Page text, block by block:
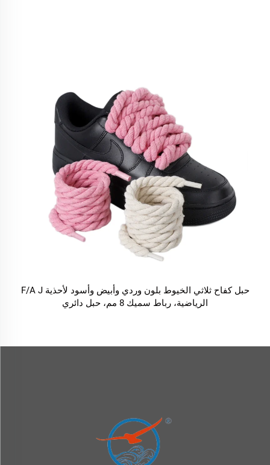
حبل كفاح ثلاثي الخيوط بلون وردي وأبيض وأسود لأحذية F/A J
الرياضية، رباط سميك 8 مم، حبل دائري